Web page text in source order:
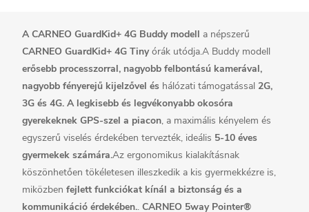
A CARNEO GuardKid+ 4G Buddy modell a népszerű
CARNEO GuardKid+ 4G Tinyórák utódja.A Buddy modell
erősebb processzorral, nagyobb felbontású kamerával,
nagyobb fényerejű kijelzővel és hálózati támogatással 2G,
3G és 4G. A legkisebb és legvékonyabb okosóra
gyerekeknek GPS-szel a piacon, a maximális kényelem és
egyszerű viselés érdekében tervezték, ideális 5-10 éves
gyermekek számára.Az ergonomikus kialakításnak
köszönhetően tökéletesen illeszkedik a kis gyermekkézre is,
miközben fejlett funkciókat kínál a biztonság és a
kommunikáció érdekében.. CARNEO 5way Pointer®